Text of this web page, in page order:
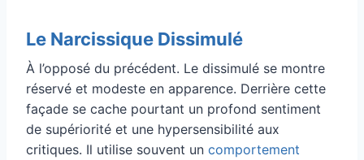
Le Narcissique Dissimulé
À l’opposé du précédent. Le dissimulé se montre
réservé et modeste en apparence. Derrière cette
façade se cache pourtant un profond sentiment
de supériorité et une hypersensibilité aux
critiques. Il utilise souvent un comportement